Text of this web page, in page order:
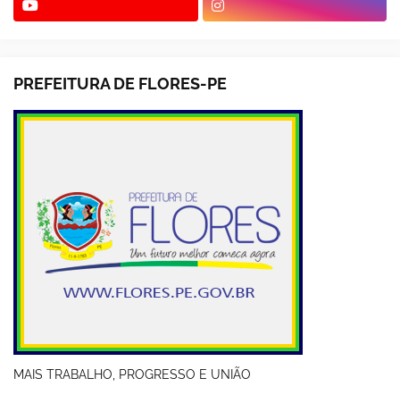
PREFEITURA DE FLORES-PE
MAIS TRABALHO, PROGRESSO E UNIÃO